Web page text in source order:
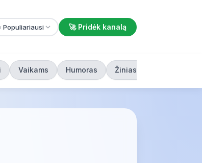
Populiariausi 🚀 Pridėk kanalą
Vaikams Humoras Žiniasklaida